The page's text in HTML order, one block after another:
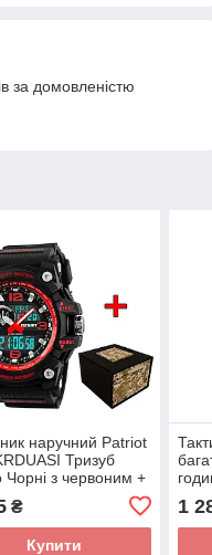
за домовленістю
наручний Patriot
Тризуб
Чорні з червоним +
₴
Купити
1